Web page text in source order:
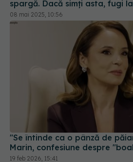
"Se întinde ca o pânză de
Marin, confesiune despre